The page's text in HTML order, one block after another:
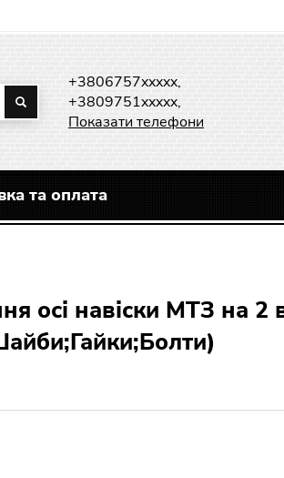
+3806757xxxxx,
+3809751xxxxx,
Показати телефони
та оплата
осі навіски МТЗ на 2